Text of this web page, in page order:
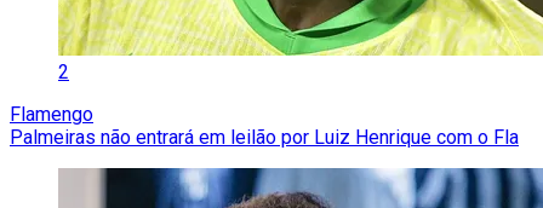
2
Flamengo
Palmeiras não entrará em leilão por Luiz Henrique com o Fla